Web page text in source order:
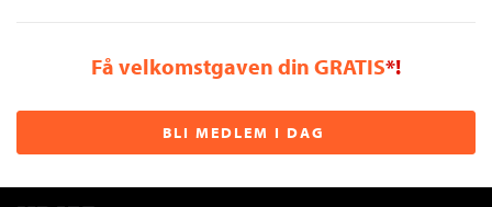
Få velkomstgaven din GRATIS*!
BLI MEDLEM I DAG